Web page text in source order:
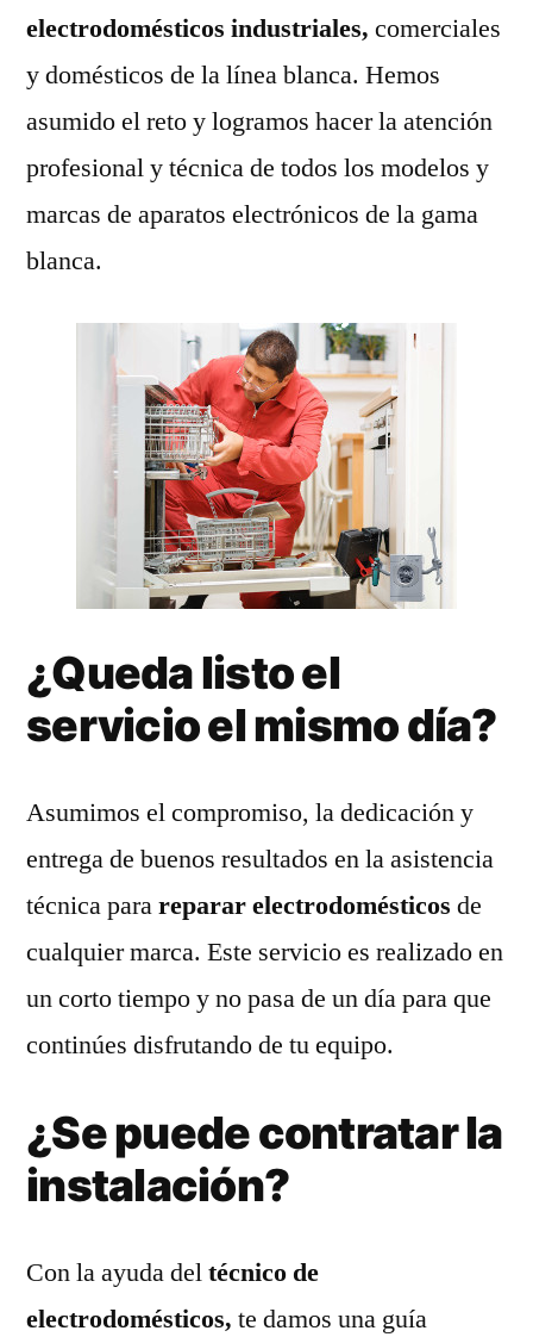
electrodomésticos industriales, comerciales
y domésticos de la línea blanca. Hemos
asumido el reto y logramos hacer la atención
profesional y técnica de todos los modelos y
marcas de aparatos electrónicos de la gama
blanca.
¿Queda listo el
servicio el mismo día?
Asumimos el compromiso, la dedicación y
entrega de buenos resultados en la asistencia
técnica parareparar electrodomésticos de
cualquier marca. Este servicio es realizado en
un corto tiempo y no pasa de un día para que
continúes disfrutando de tu equipo.
¿Se puede contratar la
instalación?
Con la ayuda deltécnico de
electrodomésticos, te damos una guía